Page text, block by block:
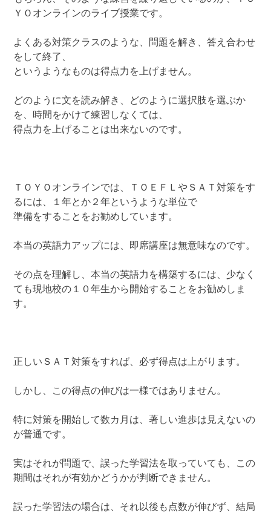
ＹＯオンラインのライブ授業です。
よくある対策クラスのような、問題を解き、答え合わせ
をして終了、
というようなものは得点力を上げません。
どのように文を読み解き、どのように選択肢を選ぶか
を、時間をかけて練習しなくては、
得点力を上げることは出来ないのです。
ＴＯＹＯオンラインでは、ＴＯＥＦＬやＳＡＴ対策をす
るには、１年とか２年というような単位で
準備をすることをお勧めしています。
本当の英語力アップには、即席講座は無意味なのです。
その点を理解し、本当の英語力を構築するには、少なく
ても現地校の１０年生から開始することをお勧めしま
す。
正しいＳＡＴ対策をすれば、必ず得点は上がります。
しかし、この得点の伸びは一様ではありません。
特に対策を開始して数カ月は、著しい進歩は見えないの
が普通です。
実はそれが問題で、誤った学習法を取っていても、この
期間はそれが有効かどうかが判断できません。
誤った学習法の場合は、それ以後も点数が伸びず、結局